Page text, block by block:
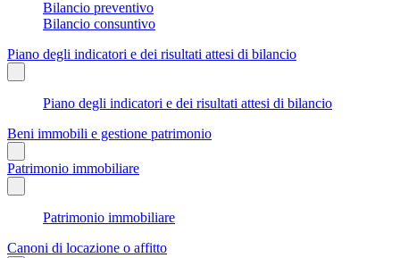
Bilancio preventivo
Bilancio consuntivo
Piano degli indicatori e dei risultati attesi di bilancio
Piano degli indicatori e dei risultati attesi di bilancio
Beni immobili e gestione patrimonio
Patrimonio immobiliare
Patrimonio immobiliare
Canoni di locazione o affitto